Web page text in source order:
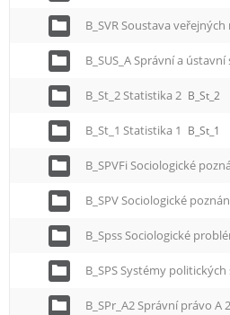
B_SVR Soustava
B_SUS_A Správní a
B_St_2 Statistika 2 B_St_2
B_St_1 Statistika 1 B_St_1
B_SPV Sociologické
B_Spss Sociologické
B_SPS Systémy
B_SPr_A2 Správní právo A 2